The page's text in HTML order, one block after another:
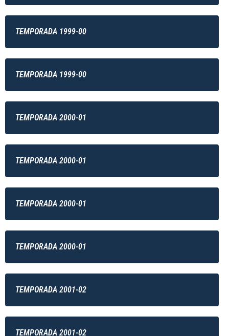
TEMPORADA 1999-00
TEMPORADA 1999-00
TEMPORADA 2000-01
TEMPORADA 2000-01
TEMPORADA 2000-01
TEMPORADA 2000-01
TEMPORADA 2001-02
TEMPORADA 2001-02